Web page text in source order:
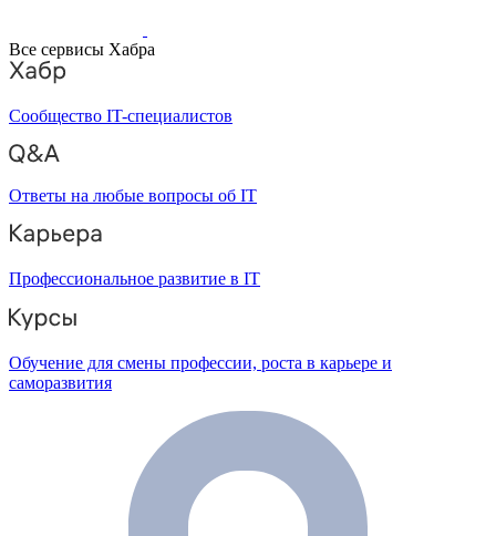
Все сервисы Хабра
Сообщество IT-специалистов
Ответы на любые вопросы об IT
Профессиональное развитие в IT
Обучение для смены профессии, роста в карьере и
саморазвития